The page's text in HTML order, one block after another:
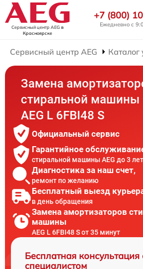
Сервисный центр AEG в
Красноярске
+7 (800)
Ежедневно с
Сервисный центр AEG Каталог
Замена
стиральной машины
AEG L 6FBI48 S
Официальный сервис
Гарантийное
стиральной машины AEG до 3 лет
Диагностика за наш счет,
ремонт по желанию
Бесплатный выезд
в день обращения
Замена амортизаторов
машины
AEG L 6FBI48 S от 35 минут
Бесплатная консультация
специалистом